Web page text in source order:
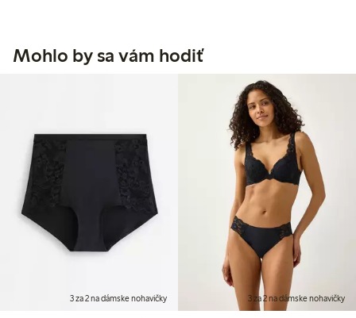
Mohlo by sa vám hodiť
3 za 2 na dámske nohavičky 3 za 2 na dámske nohavičky